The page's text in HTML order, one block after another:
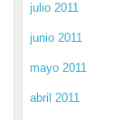
julio 2011
junio 2011
mayo 2011
abril 2011